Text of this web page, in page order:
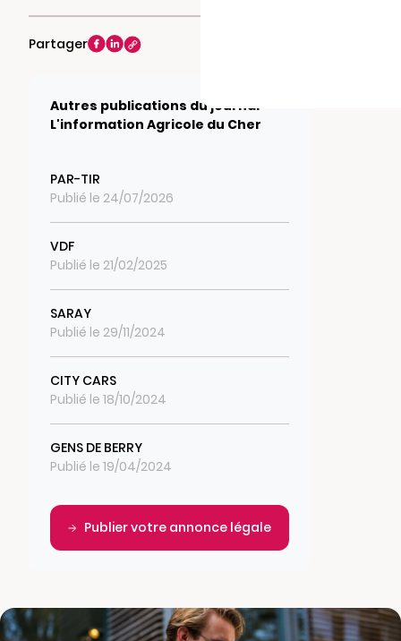
Partager
Autres publications du journal
L'information Agricole du Cher
PAR-TIR
Publié le 24/07/2026
VDF
Publié le 21/02/2025
SARAY
Publié le 29/11/2024
CITY CARS
Publié le 18/10/2024
GENS DE BERRY
Publié le 19/04/2024
Publier votre annonce légale